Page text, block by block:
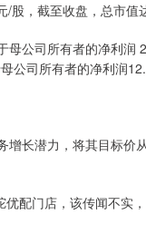
，截至收盘，总市值
公司所有者的净利润
司所有者的净利润
长潜力，将其目标价
配门店，该传闻不实